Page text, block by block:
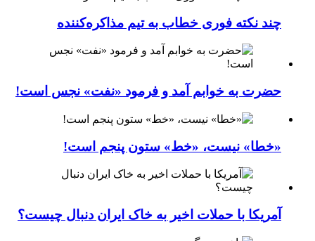
چند نکته فوری خطاب به تیم مذاکره‌کننده
حضرت به خوابم آمد و فرمود «نفت» نجس است!
«خطا» نیست، «خط» ستون پنجم است!
آمریکا با حملات اخیر به خاک ایران دنبال چیست؟